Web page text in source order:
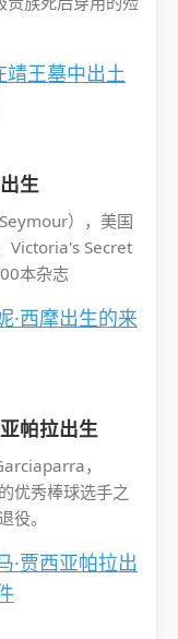
靖王墓中出土
生
），美国
Victoria's Secret
本杂志
·西摩出生的来
帕拉出生
，
优秀棒球选手之
役。
·贾西亚帕拉出